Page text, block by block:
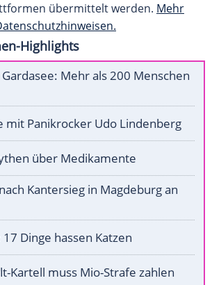
übermittelt werden. Mehr
Highlights
Mehr als 200 Menschen
mit Panikrocker Udo Lindenberg
über Medikamente
Kantersieg in Magdeburg an
Dinge hassen Katzen
Kartell muss Mio-Strafe zahlen